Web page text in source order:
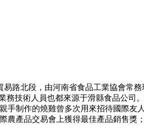
路北段，由河南省食品工業協會常
務技術人員也都來源于滑縣食品公司
手制作的燒雞曾多次用來招待國際友
產品交易會上獲得最佳產品銷售獎